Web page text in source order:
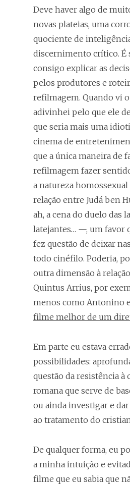
Deve haver algo de
novas plateias, uma
quociente de
discernimento crítico. É
consigo explicar as
pelos produtores e
refilmagem. Quando vi o
adivinhei pelo que ele
que seria mais uma
cinema de
que a única maneira de
refilmagem fazer
a natureza
relação entre Judá ben
ah, a cena do duelo das
latejantes… —, um favor
fez questão de deixar
todo cinéfilo. Poderia,
outra dimensão à
Quintus Arrius, por
menos como Antonino
filme melhor de um
Em parte eu estava
possibilidades:
questão da resistência à
romana que serve de
ou ainda investigar e
ao tratamento do
De qualquer forma, eu
a minha intuição e
filme que eu sabia que